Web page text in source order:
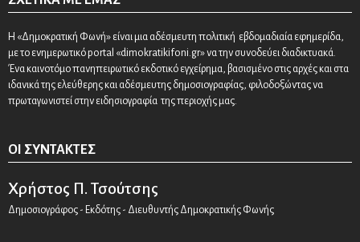
Η «Δημοκρατική Φωνή» είναι μια αδέσμευτη πολιτική εβδομαδιαία εφημερίδα,
με το ενημερωτικό portal «dimokratikifoni.gr» να την συνοδεύει διαδικτυακά.
Ένα καινοτόμο πανηπειρωτικό εκδοτικό εγχείρημα, βασισμένο στις αρχές και στα
ιδανικά της ελεύθερης και αδέσμευτης δημοσιογραφίας, φιλοδοξώντας να
πρωταγωνιστεί στην ειδησιογραφία της περιοχής μας.
ΟΙ ΣΥΝΤΆΚΤΕΣ
Χρήστος Π. Τσούτσης
Δημοσιογράφος - Εκδότης - Διευθυντής Δημοκρατικής Φωνής